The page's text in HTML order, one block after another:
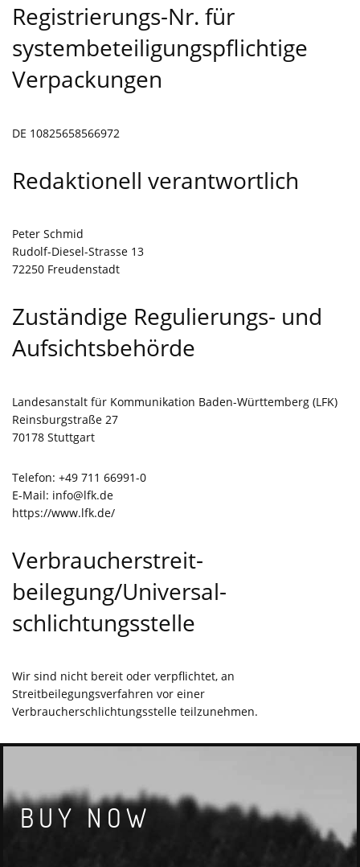
Registrierungs-Nr. für
systembeteiligungspflichtige
Verpackungen
DE 10825658566972
Redaktionell verantwortlich
Peter Schmid
Rudolf-Diesel-Strasse 13
72250 Freudenstadt
Zuständige Regulierungs- und
Aufsichtsbehörde
Landesanstalt für Kommunikation Baden-Württemberg (LFK)
Reinsburgstraße 27
70178 Stuttgart
Telefon: +49 711 66991-0
E-Mail: info@lfk.de
https://www.lfk.de/
Verbraucher­streit­
beilegung/Universal­
schlichtungs­stelle
Wir sind nicht bereit oder verpflichtet, an
Streitbeilegungsverfahren vor einer
Verbraucherschlichtungsstelle teilzunehmen.
BUY NOW